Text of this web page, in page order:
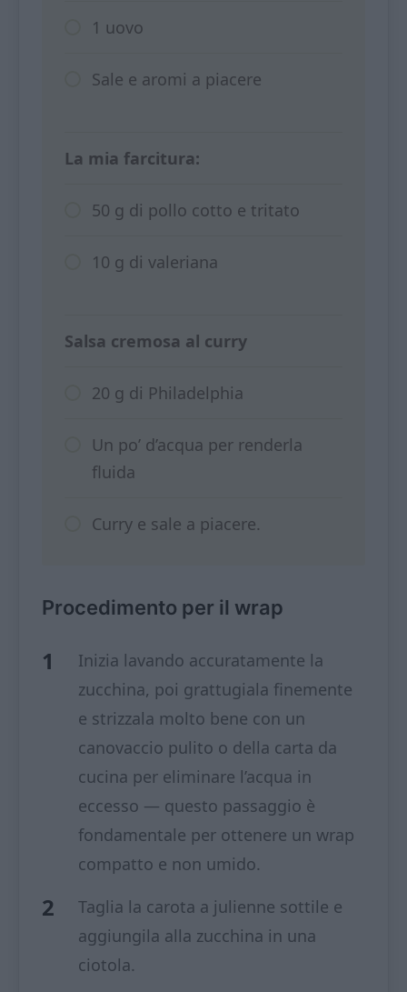
1 uovo
Sale e aromi a piacere
La mia farcitura:
50 g di pollo cotto e tritato
10 g di valeriana
Salsa cremosa al curry
20 g di Philadelphia
Un po’ d’acqua per renderla
fluida
Curry e sale a piacere.
Procedimento per il wrap
Inizia lavando accuratamente la
zucchina, poi grattugiala finemente
e strizzala molto bene con un
canovaccio pulito o della carta da
cucina per eliminare l’acqua in
eccesso — questo passaggio è
fondamentale per ottenere un wrap
compatto e non umido.
Taglia la carota a julienne sottile e
aggiungila alla zucchina in una
ciotola.